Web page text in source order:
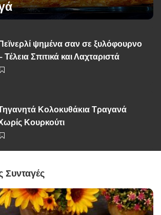
2025
Πεϊνερλί ψημένα σαν σε ξυλόφουρνο
Τέλεια Σπιτικά και Λαχταριστά
Κολοκυθάκια Τραγανά
Κουρκούτι
Συνταγές